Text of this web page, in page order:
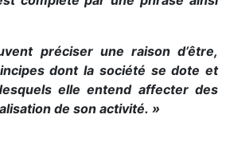
préciser une raison d’être,
dont la société se dote et
elle entend affecter des
de son activité. »